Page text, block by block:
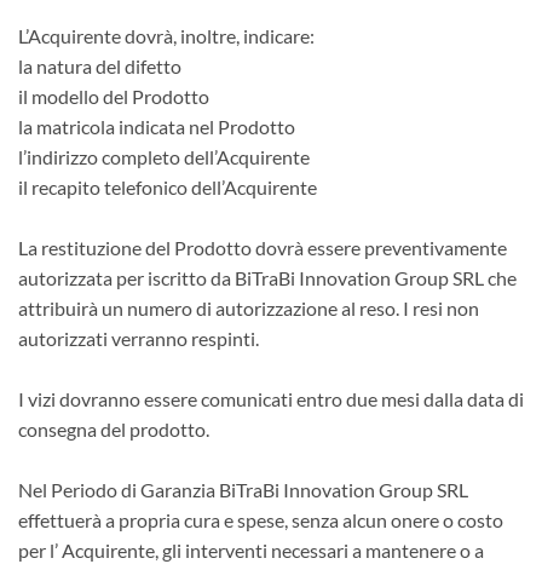
L’Acquirente dovrà, inoltre, indicare:
la natura del difetto
il modello del Prodotto
la matricola indicata nel Prodotto
l’indirizzo completo dell’Acquirente
il recapito telefonico dell’Acquirente
La restituzione del Prodotto dovrà essere preventivamente
autorizzata per iscritto da BiTraBi Innovation Group SRL che
attribuirà un numero di autorizzazione al reso. I resi non
autorizzati verranno respinti.
I vizi dovranno essere comunicati entro due mesi dalla data di
consegna del prodotto.
Nel Periodo di Garanzia BiTraBi Innovation Group SRL
effettuerà a propria cura e spese, senza alcun onere o costo
per l’ Acquirente, gli interventi necessari a mantenere o a